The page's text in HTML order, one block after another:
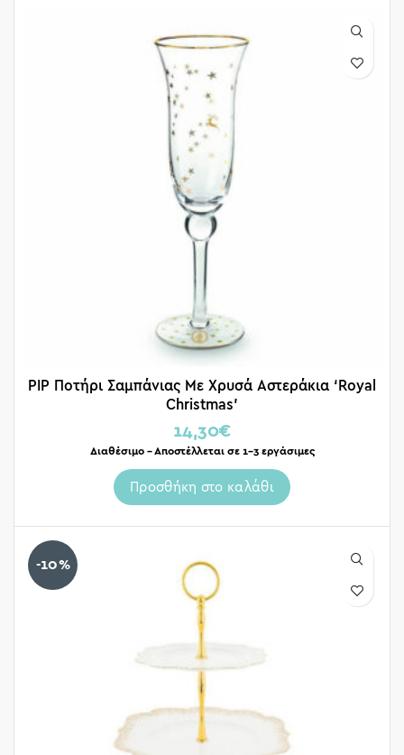
PIP Ποτήρι Σαμπάνιας Με Χρυσά Αστεράκια ‘Royal
Christmas’
14,30€
Διαθέσιμο – Αποστέλλεται σε 1-3 εργάσιμες
Προσθήκη στο καλάθι
-10%